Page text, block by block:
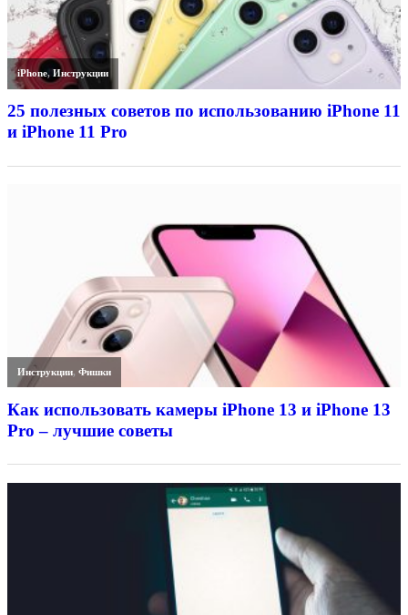
iPhone,Инструкции
25 полезных советов по использованию iPhone 11
и iPhone 11 Pro
Инструкции,Фишки
Как использовать камеры iPhone 13 и iPhone 13
Pro – лучшие советы